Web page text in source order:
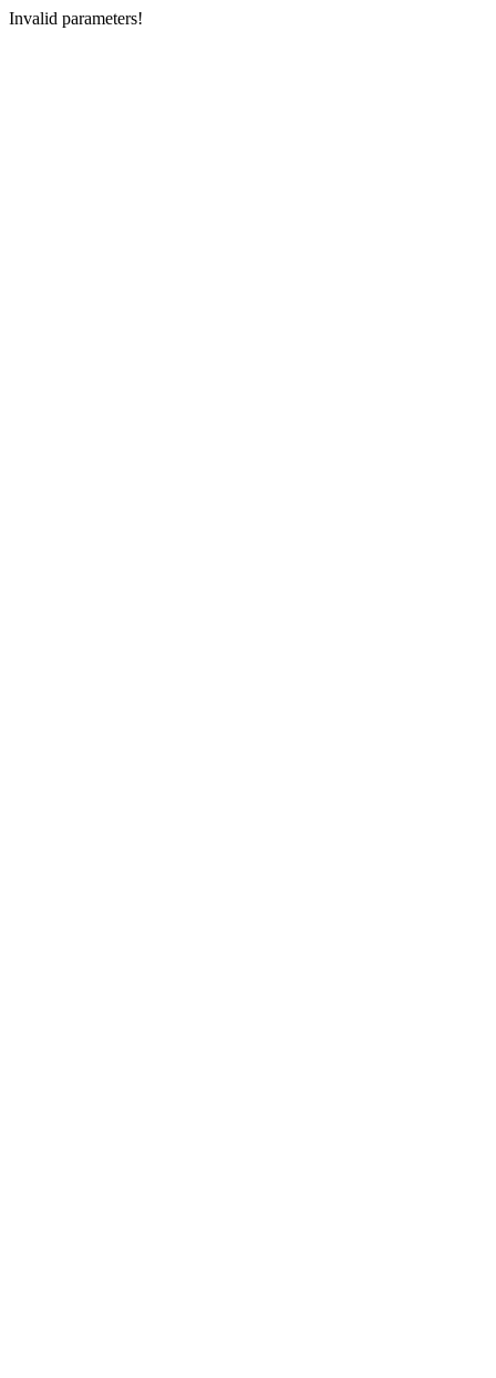
Invalid parameters!